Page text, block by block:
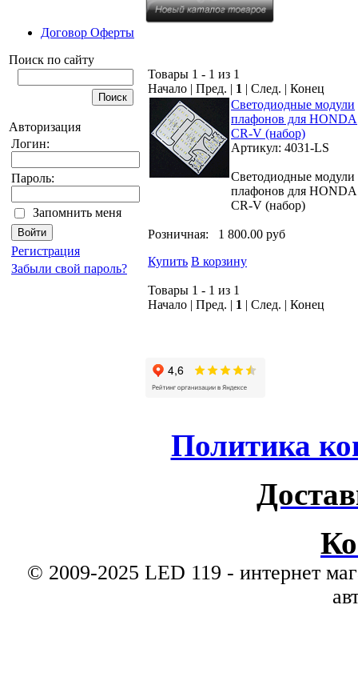
Договор Оферты
Поиск по сайту
Авторизация
Логин:
Пароль:
Запомнить меня
Регистрация
Забыли свой пароль?
Товары 1 - 1 из 1
Начало | Пред. | 1 | След. | Конец
Светодиодные модули
плафонов для HONDA
CR-V (набор)
Артикул: 4031-LS
Светодиодные модули
плафонов для HONDA
CR-V (набор)
Розничная: 1 800.00 руб
Купить В корзину
Товары 1 - 1 из 1
Начало | Пред. | 1 | След. | Конец
Политика
© 2009-2025 LED 119 - интернет